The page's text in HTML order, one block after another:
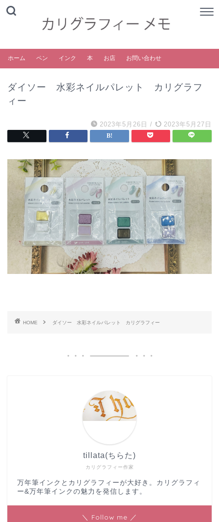
ホーム ペン インク 本 お店 お問い合わせ
ダイソー 水彩ネイルパレット カリグラフ
ィー
2023年5月26日 / 2023年5月27日
HOME ダイソー 水彩ネイルパレット カリグラフィー
カリグラフィー作家
tillata(ちらた)
万年筆インクとカリグラフィーが大好き。カリグラフィ
ー&万年筆インクの魅力を発信します。
＼ Follow me ／